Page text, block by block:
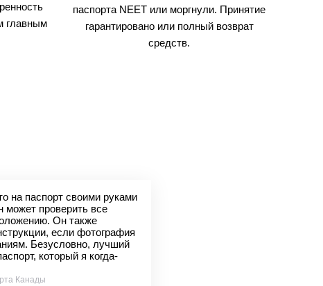
главным
паспорта NEET или моргнули. Принятие
гарантировано или полный возврат
средств.
на паспорт своими руками
может проверить все
Он также
если фотография
Безусловно, лучший
который я когда-
Канады